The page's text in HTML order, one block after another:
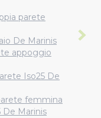
parete
De Marinis
appoggio
Iso25 De
femmina
De Marinis